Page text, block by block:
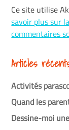
Ce site utilise
savoir plus sur
commentaires
Articles
Activités
Quand les
Dessine-moi